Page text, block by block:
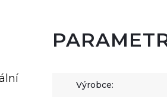
Výrobce: